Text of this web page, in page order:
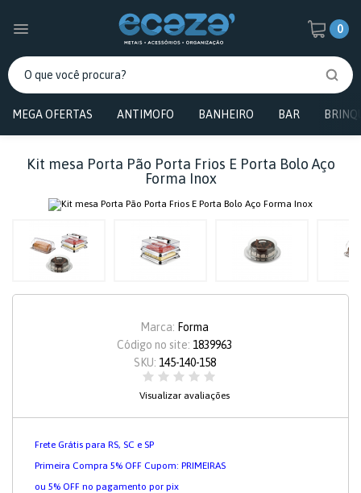
0
MEGA OFERTAS ANTIMOFO BANHEIRO BAR
Kit mesa Porta Pão Porta Frios E Porta Bolo Aço
Forma Inox
Marca: Forma
Código no site: 1839963
SKU: 145-140-158
Visualizar avaliações
Frete Grátis para RS, SC e SP
Primeira Compra 5% OFF Cupom: PRIMEIRAS
ou 5% OFF no pagamento por pix